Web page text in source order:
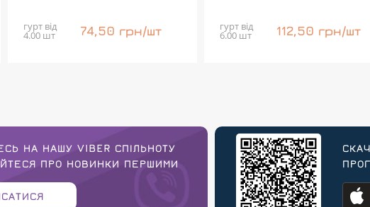
гурт від
4.00 шт 74,50 грн/шт гурт від
6.00 шт 112,50 грн/шт
НА НАШУ VIBER СПІЛЬНОТУ
ПРО НОВИНКИ ПЕРШИМИ